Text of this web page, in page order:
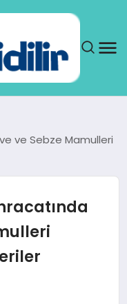
ve Sebze Mamulleri